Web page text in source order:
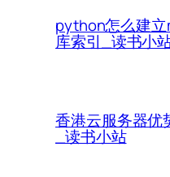
python怎么建
库索引_读书小
香港云服务器优
_读书小站